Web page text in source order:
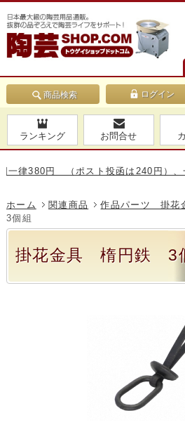
商品検索
ランキング お問合せ
380円 （ポスト投函は240円）、一
ホーム 関連商品 作品パーツ 掛花
3個組
掛花金具 楕円鉄 3